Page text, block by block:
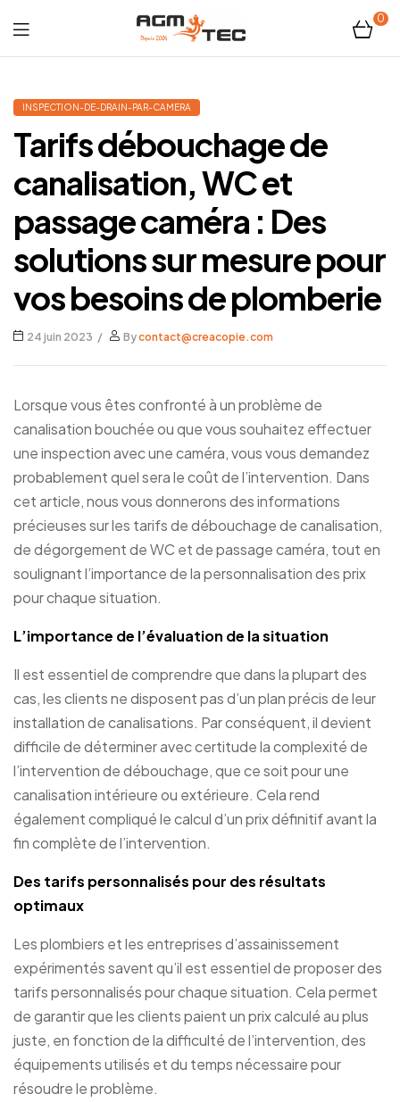
Tubicam®
XL
–
Caméra
d'inspection
Ø50
mm
0
INSPECTION-DE-DRAIN-PAR-CAMERA
Tarifs débouchage de
canalisation, WC et
passage caméra : Des
solutions sur mesure pour
vos besoins de plomberie
24 juin 2023 Bycontact@creacopie.com
Lorsque vous êtes confronté à un problème de
canalisation bouchée ou que vous souhaitez effectuer
une inspection avec une caméra, vous vous demandez
probablement quel sera le coût de l’intervention. Dans
cet article, nous vous donnerons des informations
précieuses sur les tarifs de débouchage de canalisation,
de dégorgement de WC et de passage caméra, tout en
soulignant l’importance de la personnalisation des prix
pour chaque situation.
L’importance de l’évaluation de la situation
Il est essentiel de comprendre que dans la plupart des
cas, les clients ne disposent pas d’un plan précis de leur
installation de canalisations. Par conséquent, il devient
difficile de déterminer avec certitude la complexité de
l’intervention de débouchage, que ce soit pour une
canalisation intérieure ou extérieure. Cela rend
également compliqué le calcul d’un prix définitif avant la
fin complète de l’intervention.
Des tarifs personnalisés pour des résultats
optimaux
Les plombiers et les entreprises d’assainissement
expérimentés savent qu’il est essentiel de proposer des
tarifs personnalisés pour chaque situation. Cela permet
de garantir que les clients paient un prix calculé au plus
juste, en fonction de la difficulté de l’intervention, des
équipements utilisés et du temps nécessaire pour
résoudre le problème.